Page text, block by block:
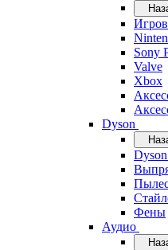
Sony
Valve
Xbox
Dyson
Dyson
Фены
Аудио